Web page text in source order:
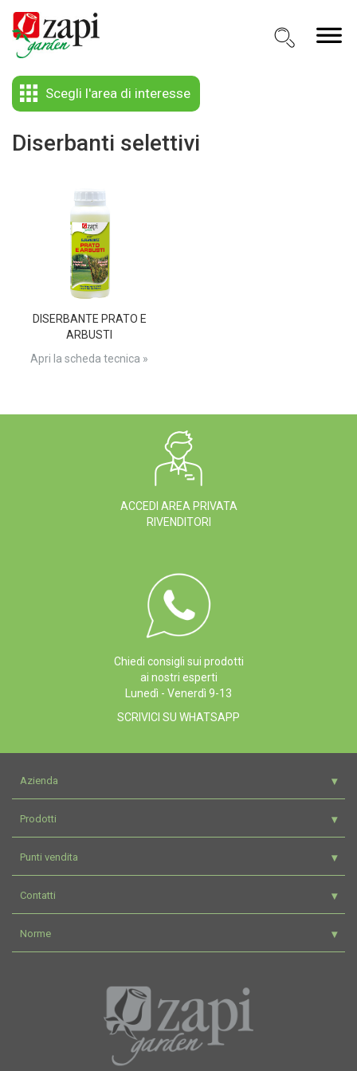
Scegli l'area di interesse
Diserbanti selettivi
DISERBANTE PRATO E
ARBUSTI
Apri la scheda tecnica »
ACCEDI AREA PRIVATA
RIVENDITORI
Chiedi consigli sui prodotti
ai nostri esperti
Lunedì - Venerdì 9-13
SCRIVICI SU WHATSAPP
Azienda
Prodotti
Punti vendita
Contatti
Norme